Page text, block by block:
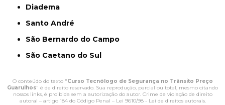
Diadema
Santo André
São Bernardo do Campo
São Caetano do Sul
O conteúdo do texto "Curso Tecnólogo de Segurança no Trânsito Preço
Guarulhos" é de direito reservado. Sua reprodução, parcial ou total, mesmo citando
nossos links, é proibida sem a autorização do autor. Crime de violação de direito
autoral – artigo 184 do Código Penal – Lei 9610/98 - Lei de direitos autorais.